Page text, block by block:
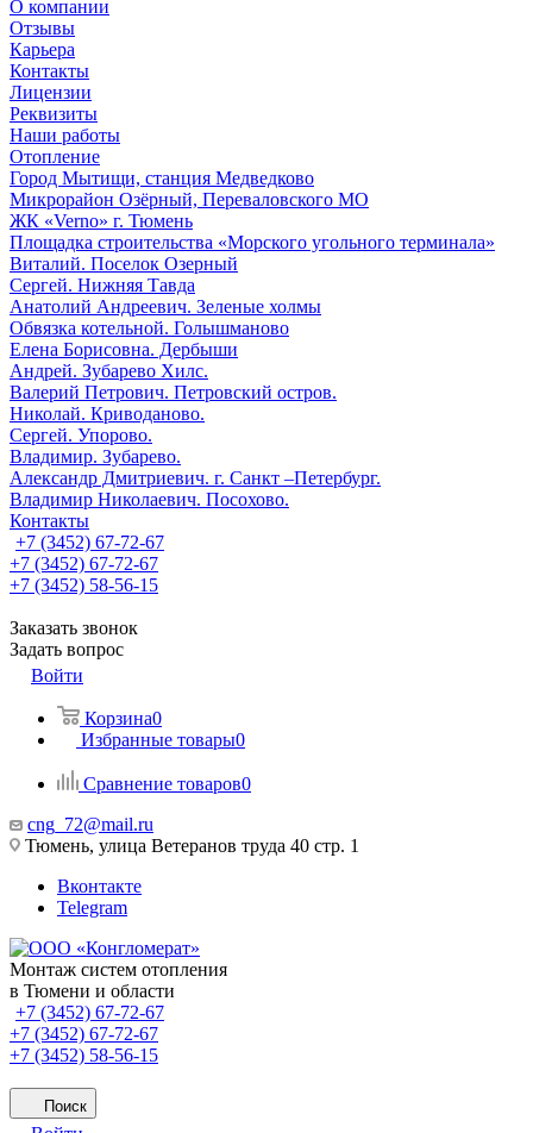
О компании
Отзывы
Карьера
Контакты
Лицензии
Реквизиты
Наши работы
Отопление
Город Мытищи, станция Медведково
Микрорайон Озёрный, Переваловского МО
ЖК «Verno» г. Тюмень
Площадка строительства «Морского угольного терминала»
Виталий. Поселок Озерный
Сергей. Нижняя Тавда
Анатолий Андреевич. Зеленые холмы
Обвязка котельной. Голышманово
Елена Борисовна. Дербыши
Андрей. Зубарево Хилс.
Валерий Петрович. Петровский остров.
Николай. Криводаново.
Сергей. Упорово.
Владимир. Зубарево.
Александр Дмитриевич. г. Санкт –Петербург.
Владимир Николаевич. Посохово.
Контакты
+7 (3452) 67-72-67
+7 (3452) 67-72-67
+7 (3452) 58-56-15
Заказать звонок
Задать вопрос
Войти
Корзина0
Избранные товары0
Сравнение товаров0
cng_72@mail.ru
Тюмень, улица Ветеранов труда 40 стр. 1
Вконтакте
Telegram
Монтаж систем отопления
в Тюмени и области
+7 (3452) 67-72-67
+7 (3452) 67-72-67
+7 (3452) 58-56-15
Поиск